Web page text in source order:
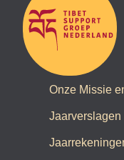
Onze Missie
Jaarverslagen